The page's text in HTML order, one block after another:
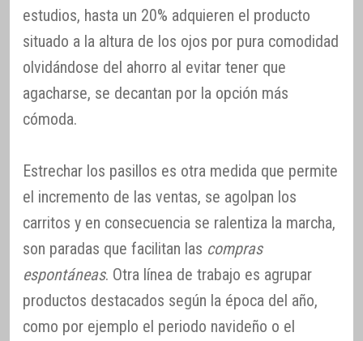
estudios, hasta un 20% adquieren el producto
situado a la altura de los ojos por pura comodidad
olvidándose del ahorro al evitar tener que
agacharse, se decantan por la opción más
cómoda.
Estrechar los pasillos es otra medida que permite
el incremento de las ventas, se agolpan los
carritos y en consecuencia se ralentiza la marcha,
son paradas que facilitan las compras
espontáneas. Otra línea de trabajo es agrupar
productos destacados según la época del año,
como por ejemplo el periodo navideño o el